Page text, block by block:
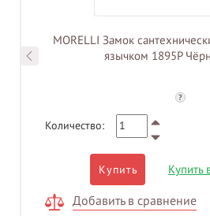
MORELLI Замок
язычком 1895P
?
Количество:
Купить Купить
Добавить в сравнение